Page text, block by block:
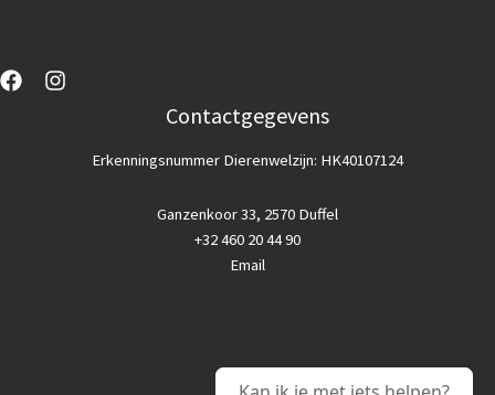
Contactgegevens
Erkenningsnummer Dierenwelzijn: HK40107124
Ganzenkoor 33, 2570 Duffel
+32 460 20 44 90
Email